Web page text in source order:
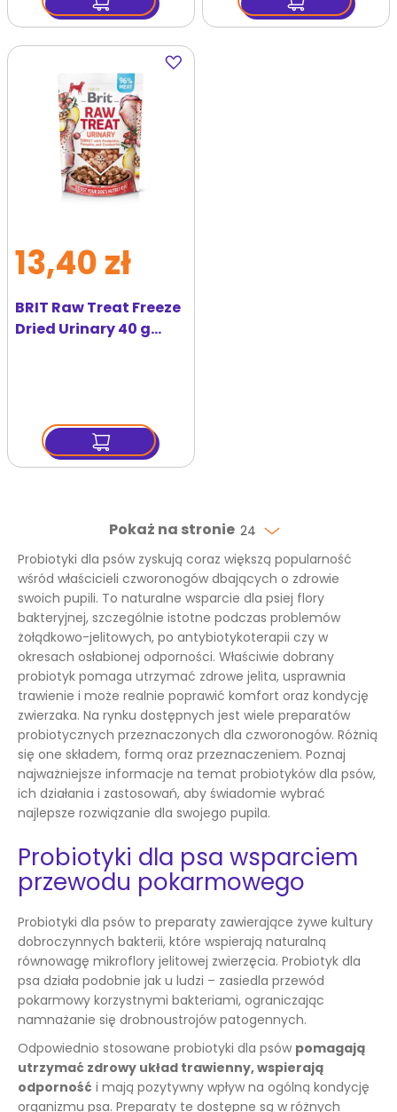
Dodaj
do
BRIT Raw Treat Freeze
Dried Urinary 40 g
13,40 zł
Pokaż na stronie 24
Probiotyki dla psów zyskują coraz większą popularność
wśród właścicieli czworonogów dbających o zdrowie
swoich pupili. To naturalne wsparcie dla psiej flory
bakteryjnej, szczególnie istotne podczas problemów
żołądkowo-jelitowych, po antybiotykoterapii czy w
okresach osłabionej odporności. Właściwie dobrany
probiotyk pomaga utrzymać zdrowe jelita, usprawnia
trawienie i może realnie poprawić komfort oraz kondycję
zwierzaka. Na rynku dostępnych jest wiele preparatów
probiotycznych przeznaczonych dla czworonogów. Różnią
się one składem, formą oraz przeznaczeniem. Poznaj
najważniejsze informacje na temat probiotyków dla psów,
ich działania i zastosowań, aby świadomie wybrać
najlepsze rozwiązanie dla swojego pupila.
Probiotyki dla psa wsparciem
przewodu pokarmowego
Probiotyki dla psów to preparaty zawierające żywe kultury
dobroczynnych bakterii, które wspierają naturalną
równowagę mikroflory jelitowej zwierzęcia. Probiotyk dla
psa działa podobnie jak u ludzi – zasiedla przewód
pokarmowy korzystnymi bakteriami, ograniczając
namnażanie się drobnoustrojów patogennych.
Odpowiednio stosowane probiotyki dla psów pomagają
utrzymać zdrowy układ trawienny, wspierają
odporność i mają pozytywny wpływ na ogólną kondycję
organizmu psa. Preparaty te dostępne są w różnych